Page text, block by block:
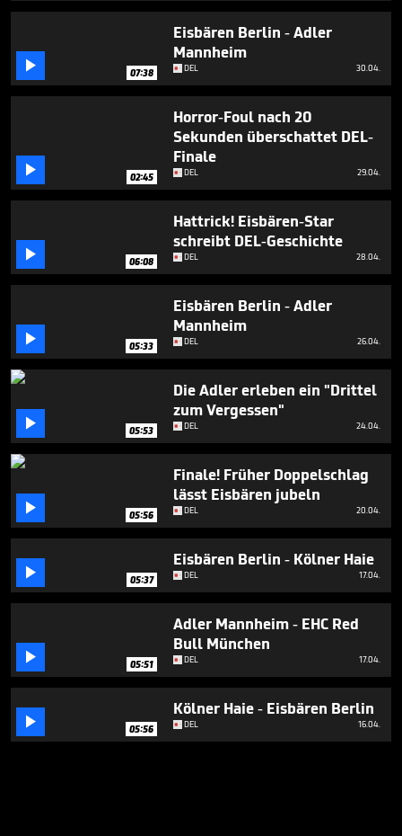
5
seconds
 07:38
Eisbären Berlin - Adler
Mannheim
DEL 30.04.
 02:45
Horror-Foul nach 20
Sekunden überschattet DEL-
Finale
DEL 29.04.
 06:08
Hattrick! Eisbären-Star
schreibt DEL-Geschichte
DEL 28.04.
 05:33
Eisbären Berlin - Adler
Mannheim
DEL 26.04.
 05:53
Die Adler erleben ein "Drittel
zum Vergessen"
DEL 24.04.
 05:56
Finale! Früher Doppelschlag
lässt Eisbären jubeln
DEL 20.04.
 05:37
Eisbären Berlin - Kölner Haie
DEL 17.04.
 05:51
Adler Mannheim - EHC Red
Bull München
DEL 17.04.
 05:56
Kölner Haie - Eisbären Berlin
DEL 16.04.